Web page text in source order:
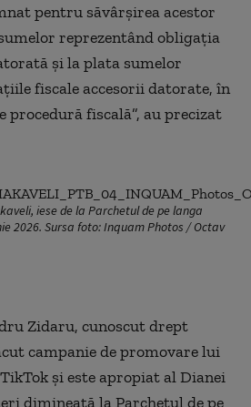
pentru săvârşirea acestor
reprezentând obligaţia
şi la plata sumelor
fiscale accesorii datorate, în
procedură fiscală”, au precizat
iese de la Parchetul de pe langa
2026. Sursa foto: Inquam Photos / Octav
Zidaru, cunoscut drept
campanie de promovare lui
şi este apropiat al Dianei
dimineaţă la Parchetul de pe